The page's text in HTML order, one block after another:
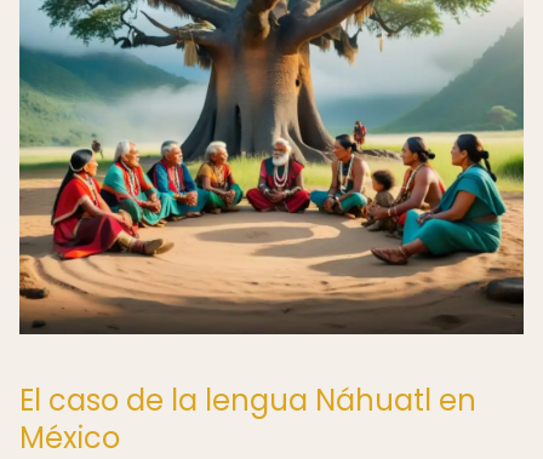
El caso de la lengua Náhuatl en
México